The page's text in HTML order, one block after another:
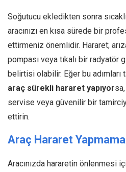
Soğutucu ekledikten sonra
aracınızı en kısa sürede bir
ettirmeniz önemlidir. Hararet;
pompası veya tıkalı bir radyatör
belirtisi olabilir. Eğer bu
araç sürekli hararet yapıyor
servise veya güvenilir bir
ettirin.
Araç Hararet
Aracınızda hararetin önlenmesi